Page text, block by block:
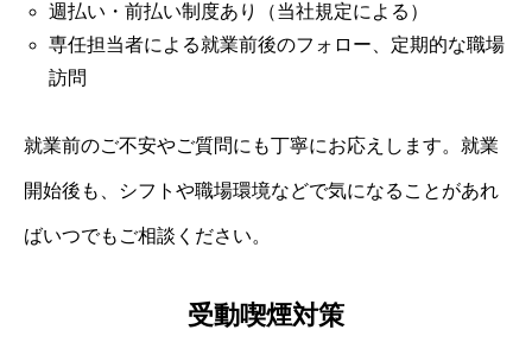
週払い・前払い制度あり（当社規定による）
専任担当者による就業前後のフォロー、定期的な職場
訪問
就業前のご不安やご質問にも丁寧にお応えします。就業
開始後も、シフトや職場環境などで気になることがあれ
ばいつでもご相談ください。
受動喫煙対策